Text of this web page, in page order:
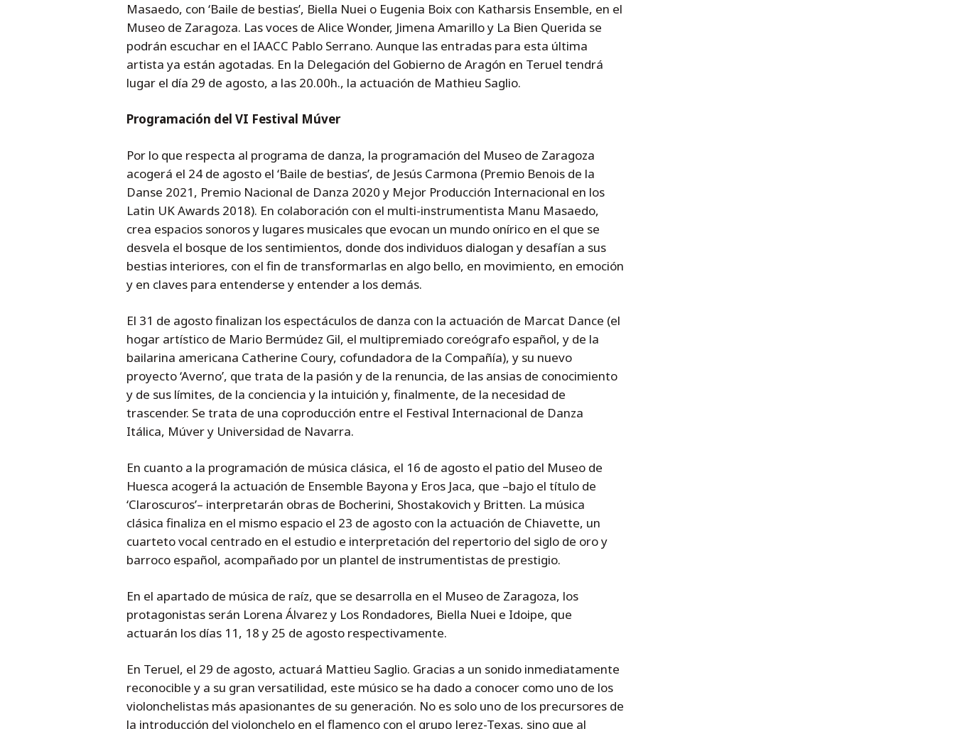
Masaedo, con ‘Baile de bestias’, Biella Nuei o Eugenia Boix con Katharsis Ensemble, en el
Museo de Zaragoza. Las voces de Alice Wonder, Jimena Amarillo y La Bien Querida se
podrán escuchar en el IAACC Pablo Serrano. Aunque las entradas para esta última
artista ya están agotadas. En la Delegación del Gobierno de Aragón en Teruel tendrá
lugar el día 29 de agosto, a las 20.00h., la actuación de Mathieu Saglio.
Programación del VI Festival Múver
Por lo que respecta al programa de danza, la programación del Museo de Zaragoza
acogerá el 24 de agosto el ‘Baile de bestias’, de Jesús Carmona (Premio Benois de la
Danse 2021, Premio Nacional de Danza 2020 y Mejor Producción Internacional en los
Latin UK Awards 2018). En colaboración con el multi-instrumentista Manu Masaedo,
crea espacios sonoros y lugares musicales que evocan un mundo onírico en el que se
desvela el bosque de los sentimientos, donde dos individuos dialogan y desafían a sus
bestias interiores, con el fin de transformarlas en algo bello, en movimiento, en emoción
y en claves para entenderse y entender a los demás.
El 31 de agosto finalizan los espectáculos de danza con la actuación de Marcat Dance (el
hogar artístico de Mario Bermúdez Gil, el multipremiado coreógrafo español, y de la
bailarina americana Catherine Coury, cofundadora de la Compañía), y su nuevo
proyecto ‘Averno’, que trata de la pasión y de la renuncia, de las ansias de conocimiento
y de sus límites, de la conciencia y la intuición y, finalmente, de la necesidad de
trascender. Se trata de una coproducción entre el Festival Internacional de Danza
Itálica, Múver y Universidad de Navarra.
En cuanto a la programación de música clásica, el 16 de agosto el patio del Museo de
Huesca acogerá la actuación de Ensemble Bayona y Eros Jaca, que –bajo el título de
‘Claroscuros’– interpretarán obras de Bocherini, Shostakovich y Britten. La música
clásica finaliza en el mismo espacio el 23 de agosto con la actuación de Chiavette, un
cuarteto vocal centrado en el estudio e interpretación del repertorio del siglo de oro y
barroco español, acompañado por un plantel de instrumentistas de prestigio.
En el apartado de música de raíz, que se desarrolla en el Museo de Zaragoza, los
protagonistas serán Lorena Álvarez y Los Rondadores, Biella Nuei e Idoipe, que
actuarán los días 11, 18 y 25 de agosto respectivamente.
En Teruel, el 29 de agosto, actuará Mattieu Saglio. Gracias a un sonido inmediatamente
reconocible y a su gran versatilidad, este músico se ha dado a conocer como uno de los
violonchelistas más apasionantes de su generación. No es solo uno de los precursores de
la introducción del violonchelo en el flamenco con el grupo Jerez-Texas, sino que al